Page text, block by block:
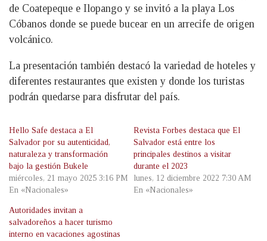
de Coatepeque e Ilopango y se invitó a la playa Los
Cóbanos donde se puede bucear en un arrecife de origen
volcánico.
La presentación también destacó la variedad de hoteles y
diferentes restaurantes que existen y donde los turistas
podrán quedarse para disfrutar del país.
Hello Safe destaca a El
Salvador por su autenticidad,
naturaleza y transformación
bajo la gestión Bukele
miércoles, 21 mayo 2025 3:16 PM
En «Nacionales»
Revista Forbes destaca que El
Salvador está entre los
principales destinos a visitar
durante el 2023
lunes, 12 diciembre 2022 7:30 AM
En «Nacionales»
Autoridades invitan a
salvadoreños a hacer turismo
interno en vacaciones agostinas